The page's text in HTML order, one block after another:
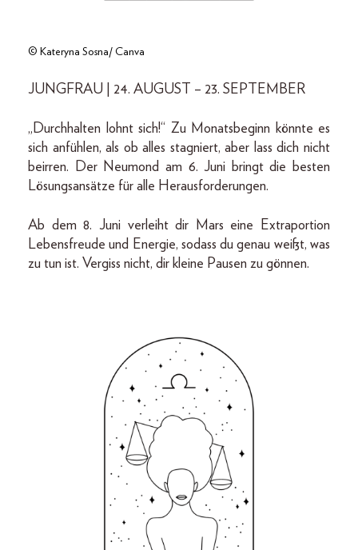
© Kateryna Sosna/ Canva
JUNGFRAU | 24. AUGUST – 23. SEPTEMBER
„Durchhalten lohnt sich!“ Zu Monatsbeginn könnte es
sich anfühlen, als ob alles stagniert, aber lass dich nicht
beirren. Der Neumond am 6. Juni bringt die besten
Lösungsansätze für alle Herausforderungen.
Ab dem 8. Juni verleiht dir Mars eine Extraportion
Lebensfreude und Energie, sodass du genau weißt, was
zu tun ist. Vergiss nicht, dir kleine Pausen zu gönnen.